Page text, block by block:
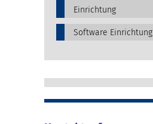
Einrichtung
Software Einrichtung